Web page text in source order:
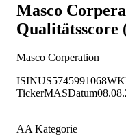
Masco
Qualitätsscore
Masco Corperation
ISINUS5745991068
TickerMASDatum
AA Kategorie